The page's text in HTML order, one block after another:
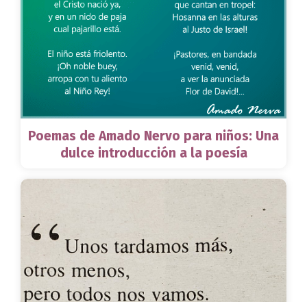
Poemas de Amado Nervo para niños: Una
dulce introducción a la poesía